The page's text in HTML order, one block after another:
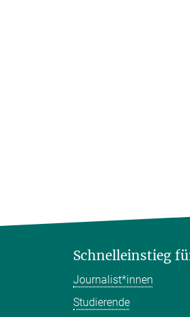
Schnelleinstieg
Journalist*innen
Studierende